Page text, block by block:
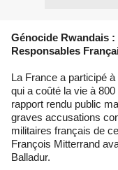
Génocide Rwandais
Responsables
La France a participé
qui a coûté la vie à
rapport rendu public
graves accusations
militaires français de
François Mitterrand
Balladur.